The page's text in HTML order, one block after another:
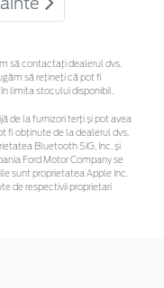
să contactaţi dealerul dvs.
să rețineți că pot fi
limita stocului disponibil.
de la furnizori terți și pot avea
fi obținute de la dealerul dvs.
Bluetooth SIG, Inc. și
Ford Motor Company se
sunt proprietatea Apple Inc.
de respectivii proprietari